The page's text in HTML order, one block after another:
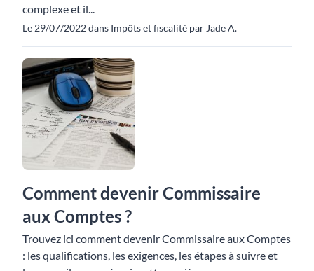
complexe et il...
Le 29/07/2022 dans Impôts et fiscalité par Jade A.
Comment devenir Commissaire
aux Comptes ?
Trouvez ici comment devenir Commissaire aux Comptes
: les qualifications, les exigences, les étapes à suivre et